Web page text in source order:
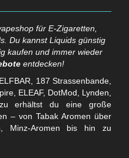
für E-Zigaretten,
Du kannst Liquids günstig
kaufen und immer wieder
entdecken!
187 Strassenbande,
ELEAF, DotMod, Lynden,
erhältst du eine große
– von Tabak Aromen über
Minz-Aromen bis hin zu